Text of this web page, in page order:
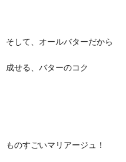
そして、オールバターだから
成せる、バターのコク
ものすごいマリアージュ！